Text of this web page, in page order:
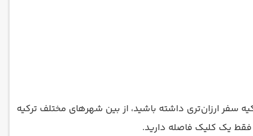
ترکیه سفر ارزان‌تری داشته باشید، از بین شهرهای مختلف ترکیه
فقط یک کلیک فاصله دارید.